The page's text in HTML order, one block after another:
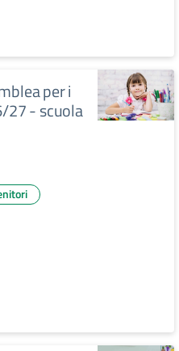
per i
27 - scuola